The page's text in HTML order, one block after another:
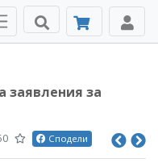
за
Сподели